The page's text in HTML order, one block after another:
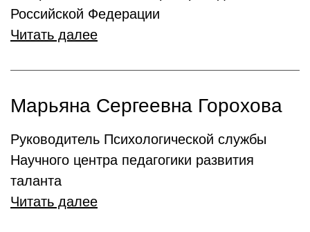
Российской Федерации
Читать далее
Марьяна Сергеевна Горохова
Руководитель Психологической службы
Научного центра педагогики развития
таланта
Читать далее